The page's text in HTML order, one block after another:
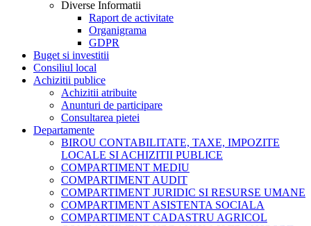
Diverse Informatii
Raport de activitate
Organigrama
GDPR
Buget si investitii
Consiliul local
Achizitii publice
Achizitii atribuite
Anunturi de participare
Consultarea pietei
Departamente
BIROU CONTABILITATE, TAXE, IMPOZITE
LOCALE SI ACHIZITII PUBLICE
COMPARTIMENT MEDIU
COMPARTIMENT AUDIT
COMPARTIMENT JURIDIC SI RESURSE UMANE
COMPARTIMENT ASISTENTA SOCIALA
COMPARTIMENT CADASTRU AGRICOL